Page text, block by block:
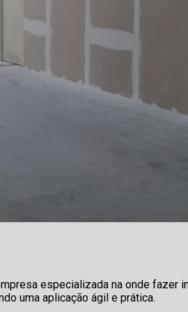
especializada na onde fazer
uma aplicação ágil e prática.